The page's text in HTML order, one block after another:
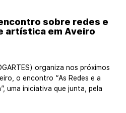
sobre redes e
artística em Aveiro
organiza nos próximos
o encontro “As Redes e a
uma iniciativa que junta, pela